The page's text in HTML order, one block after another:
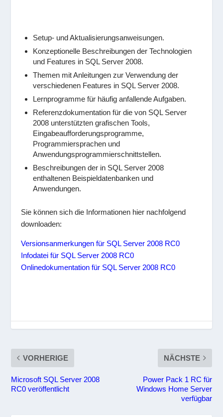
Setup- und Aktualisierungsanweisungen.
Konzeptionelle Beschreibungen der Technologien
und Features in SQL Server 2008.
Themen mit Anleitungen zur Verwendung der
verschiedenen Features in SQL Server 2008.
Lernprogramme für häufig anfallende Aufgaben.
Referenzdokumentation für die von SQL Server
2008 unterstützten grafischen Tools,
Eingabeaufforderungsprogramme,
Programmiersprachen und
Anwendungsprogrammierschnittstellen.
Beschreibungen der in SQL Server 2008
enthaltenen Beispieldatenbanken und
Anwendungen.
Sie können sich die Informationen hier nachfolgend
downloaden:
Versionsanmerkungen für SQL Server 2008 RC0
Infodatei für SQL Server 2008 RC0
Onlinedokumentation für SQL Server 2008 RC0
VORHERIGE
Microsoft SQL Server 2008
RC0 veröffentlicht
NÄCHSTE
Power Pack 1 RC für
Windows Home Server
verfügbar